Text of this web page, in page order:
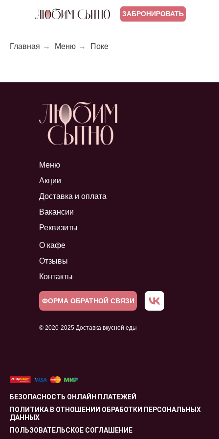
ЗАБРОНИРОВАТЬ
Главная → Меню → Поке
Меню
Акции
Доставка и оплата
Вакансии
Реквизиты
© 2020-2025 Доставка вкусной еды
О кафе
Отзывы
Контакты
ФОРМА ОБРАТНОЙ СВЯЗИ
БЕЗОПАСНОСТЬ ОНЛАЙН ПЛАТЕЖЕЙ
ПОЛИТИКА В ОТНОШЕНИИ ОБРАБОТКИ ПЕРСОНАЛЬНЫХ
ДАННЫХ
ПОЛЬЗОВАТЕЛЬСКОЕ СОГЛАШЕНИЕ